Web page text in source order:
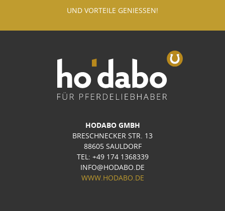
UND VORTEILE GENIESSEN!
HODABO GMBH
BRESCHNECKER STR. 13
88605 SAULDORF
TEL: +49 174 1368339
INFO@HODABO.DE
WWW.HODABO.DE